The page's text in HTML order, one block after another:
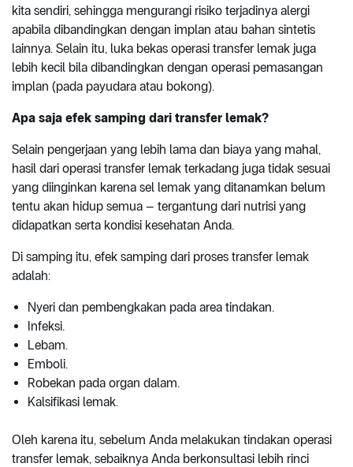
kita sendiri, sehingga mengurangi risiko terjadinya alergi
apabila dibandingkan dengan implan atau bahan sintetis
lainnya. Selain itu, luka bekas operasi transfer lemak juga
lebih kecil bila dibandingkan dengan operasi pemasangan
implan (pada payudara atau bokong).
Apa saja efek samping dari transfer lemak?
Selain pengerjaan yang lebih lama dan biaya yang mahal,
hasil dari operasi transfer lemak terkadang juga tidak sesuai
yang diinginkan karena sel lemak yang ditanamkan belum
tentu akan hidup semua – tergantung dari nutrisi yang
didapatkan serta kondisi kesehatan Anda.
Di samping itu, efek samping dari proses transfer lemak
adalah:
Nyeri dan pembengkakan pada area tindakan.
Infeksi.
Lebam.
Emboli.
Robekan pada organ dalam.
Kalsifikasi lemak.
Oleh karena itu, sebelum Anda melakukan tindakan operasi
transfer lemak, sebaiknya Anda berkonsultasi lebih rinci